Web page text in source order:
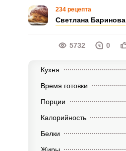
234 рецепта
Светлана Баринова
5732 0
Кухня
Время готовки
Порции
Калорийность
Белки